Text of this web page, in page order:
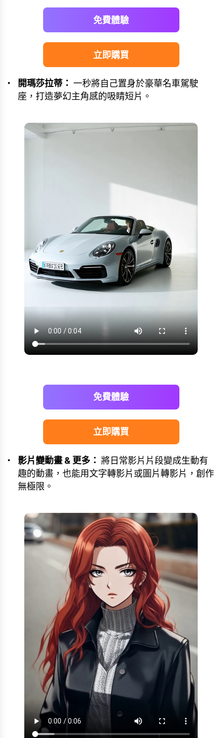
免費體驗
立即購買
開瑪莎拉蒂： 一秒將自己置身於豪華名車駕駛
座，打造夢幻主角感的吸睛短片。
免費體驗
立即購買
影片變動畫 & 更多： 將日常影片片段變成生動有
趣的動畫，也能用文字轉影片或圖片轉影片，創作
無極限。